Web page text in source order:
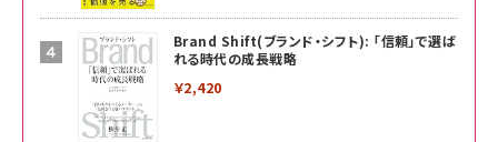
Brand Shift(ブランド・シフト): 「信頼」で選ば
れる時代の成長戦略
￥2,420